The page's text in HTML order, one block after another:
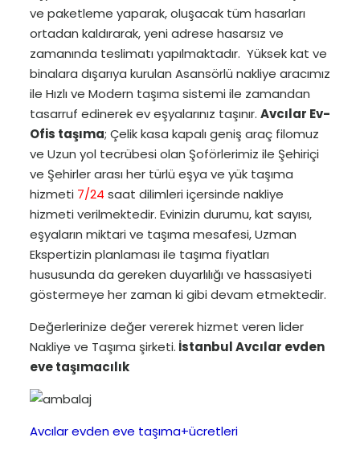
ve paketleme yaparak, oluşacak tüm hasarları
ortadan kaldırarak, yeni adrese hasarsız ve
zamanında teslimatı yapılmaktadır. Yüksek kat ve
binalara dışarıya kurulan Asansörlü nakliye aracımız
ile Hızlı ve Modern taşıma sistemi ile zamandan
tasarruf edinerek ev eşyalarınız taşınır. Avcılar Ev-
Ofis taşıma; Çelik kasa kapalı geniş araç filomuz
ve Uzun yol tecrübesi olan Şoförlerimiz ile Şehiriçi
ve Şehirler arası her türlü eşya ve yük taşıma
hizmeti 7/24 saat dilimleri içersinde nakliye
hizmeti verilmektedir. Evinizin durumu, kat sayısı,
eşyaların miktari ve taşıma mesafesi, Uzman
Ekspertizin planlaması ile taşıma fiyatları
hususunda da gereken duyarlılığı ve hassasiyeti
göstermeye her zaman ki gibi devam etmektedir.
Değerlerinize değer vererek hizmet veren lider
Nakliye ve Taşıma şirketi. İstanbul Avcılar evden
eve taşımacılık
Avcılar evden eve taşıma+ücretleri